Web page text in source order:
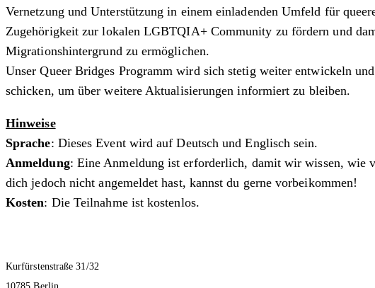
Vernetzung und Unterstützung in einem einladenden Umfeld für
Zugehörigkeit zur lokalen LGBTQIA+ Community zu fördern und
Migrationshintergrund zu ermöglichen.
Unser Queer Bridges Programm wird sich stetig weiter entwickeln
schicken, um über weitere Aktualisierungen informiert zu bleiben.
Hinweise
Sprache: Dieses Event wird auf Deutsch und Englisch sein.
Anmeldung: Eine Anmeldung ist erforderlich, damit wir wissen, wie
dich jedoch nicht angemeldet hast, kannst du gerne vorbeikommen!
Kosten: Die Teilnahme ist kostenlos.
Kurfürstenstraße 31/32